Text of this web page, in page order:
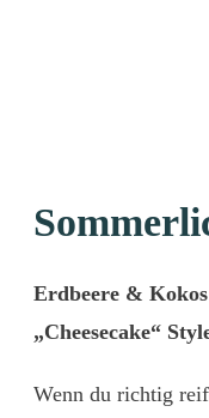
Erdbeere & Kokos
„Cheesecake“
Wenn du richtig